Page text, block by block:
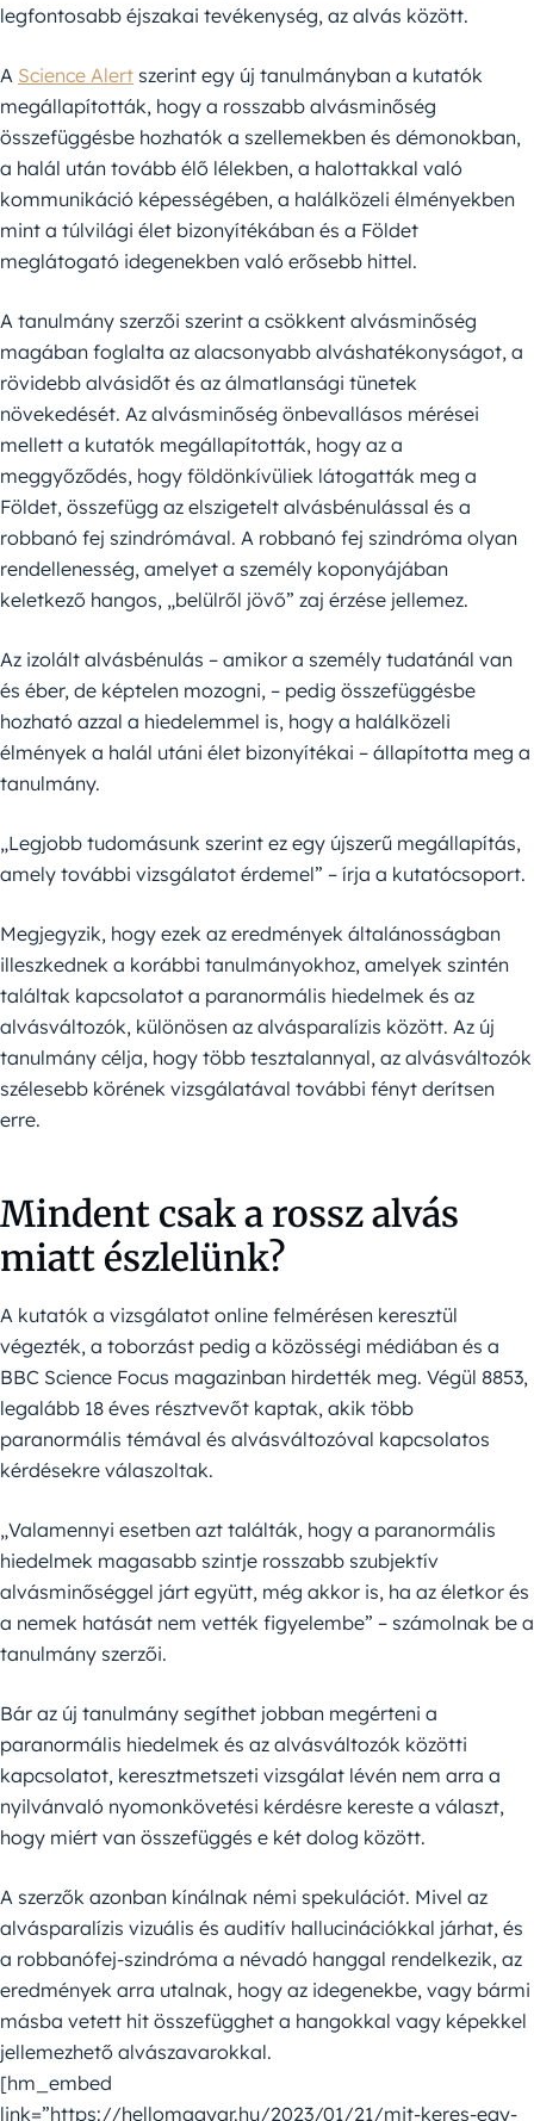
legfontosabb éjszakai tevékenység, az alvás között.
A Science Alert szerint egy új tanulmányban a kutatók
megállapították, hogy a rosszabb alvásminőség
összefüggésbe hozhatók a szellemekben és démonokban,
a halál után tovább élő lélekben, a halottakkal való
kommunikáció képességében, a halálközeli élményekben
mint a túlvilági élet bizonyítékában és a Földet
meglátogató idegenekben való erősebb hittel.
A tanulmány szerzői szerint a csökkent alvásminőség
magában foglalta az alacsonyabb alváshatékonyságot, a
rövidebb alvásidőt és az álmatlansági tünetek
növekedését. Az alvásminőség önbevallásos mérései
mellett a kutatók megállapították, hogy az a
meggyőződés, hogy földönkívüliek látogatták meg a
Földet, összefügg az elszigetelt alvásbénulással és a
robbanó fej szindrómával. A robbanó fej szindróma olyan
rendellenesség, amelyet a személy koponyájában
keletkező hangos, „belülről jövő” zaj érzése jellemez.
Az izolált alvásbénulás – amikor a személy tudatánál van
és éber, de képtelen mozogni, – pedig összefüggésbe
hozható azzal a hiedelemmel is, hogy a halálközeli
élmények a halál utáni élet bizonyítékai – állapította meg a
tanulmány.
„Legjobb tudomásunk szerint ez egy újszerű megállapítás,
amely további vizsgálatot érdemel” – írja a kutatócsoport.
Megjegyzik, hogy ezek az eredmények általánosságban
illeszkednek a korábbi tanulmányokhoz, amelyek szintén
találtak kapcsolatot a paranormális hiedelmek és az
alvásváltozók, különösen az alvásparalízis között. Az új
tanulmány célja, hogy több tesztalannyal, az alvásváltozók
szélesebb körének vizsgálatával további fényt derítsen
erre.
Mindent csak a rossz alvás
miatt észlelünk?
A kutatók a vizsgálatot online felmérésen keresztül
végezték, a toborzást pedig a közösségi médiában és a
BBC Science Focus magazinban hirdették meg. Végül 8853,
legalább 18 éves résztvevőt kaptak, akik több
paranormális témával és alvásváltozóval kapcsolatos
kérdésekre válaszoltak.
„Valamennyi esetben azt találták, hogy a paranormális
hiedelmek magasabb szintje rosszabb szubjektív
alvásminőséggel járt együtt, még akkor is, ha az életkor és
a nemek hatását nem vették figyelembe” – számolnak be a
tanulmány szerzői.
Bár az új tanulmány segíthet jobban megérteni a
paranormális hiedelmek és az alvásváltozók közötti
kapcsolatot, keresztmetszeti vizsgálat lévén nem arra a
nyilvánvaló nyomonkövetési kérdésre kereste a választ,
hogy miért van összefüggés e két dolog között.
A szerzők azonban kínálnak némi spekulációt. Mivel az
alvásparalízis vizuális és auditív hallucinációkkal járhat, és
a robbanófej-szindróma a névadó hanggal rendelkezik, az
eredmények arra utalnak, hogy az idegenekbe, vagy bármi
másba vetett hit összefügghet a hangokkal vagy képekkel
jellemezhető alvászavarokkal.
[hm_embed
link=”https://hellomagyar.hu/2023/01/21/mit-keres-egy-